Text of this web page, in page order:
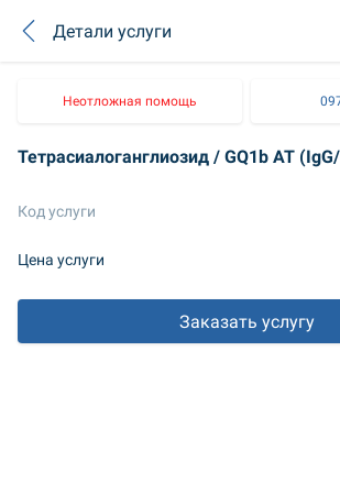
Детали услуги
Неотложная помощь
Тетрасиалоганглиозид / GQ1b AT
Код услуги
Цена услуги
Заказать услугу